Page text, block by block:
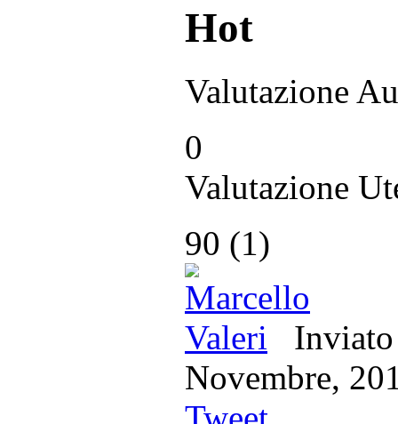
Hot
Valutazione
0
Valutazione
90 (1)
Novembre,